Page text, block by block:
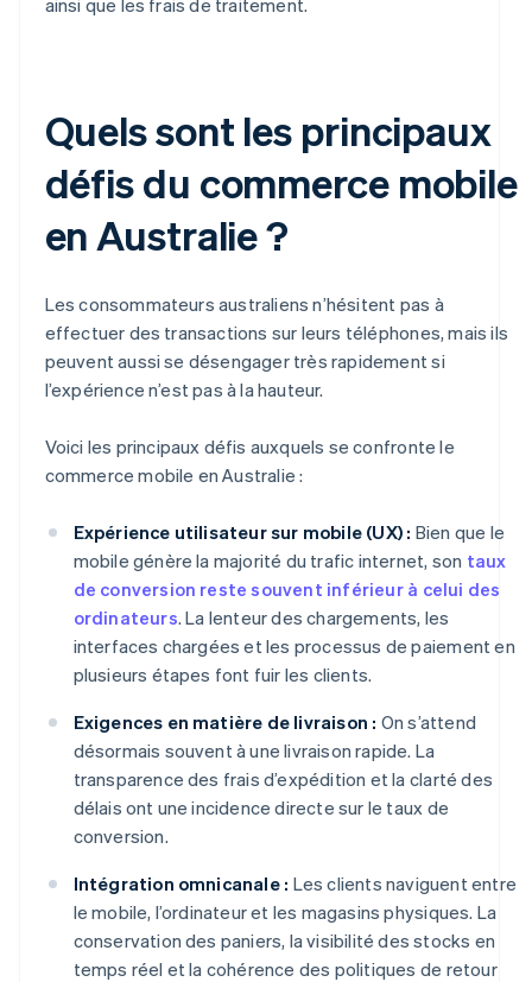
Quels sont les principaux
défis du commerce mobile
en Australie ?
Les consommateurs australiens n’hésitent pas à
effectuer des transactions sur leurs téléphones, mais ils
peuvent aussi se désengager très rapidement si
l’expérience n’est pas à la hauteur.
Voici les principaux défis auxquels se confronte le
commerce mobile en Australie :
Expérience utilisateur sur mobile (UX) : Bien que le
mobile génère la majorité du trafic internet, son taux
de conversion reste souvent inférieur à celui des
ordinateurs. La lenteur des chargements, les
interfaces chargées et les processus de paiement en
plusieurs étapes font fuir les clients.
Exigences en matière de livraison : On s’attend
désormais souvent à une livraison rapide. La
transparence des frais d’expédition et la clarté des
délais ont une incidence directe sur le taux de
conversion.
Intégration omnicanale : Les clients naviguent entre
le mobile, l’ordinateur et les magasins physiques. La
conservation des paniers, la visibilité des stocks en
temps réel et la cohérence des politiques de retour